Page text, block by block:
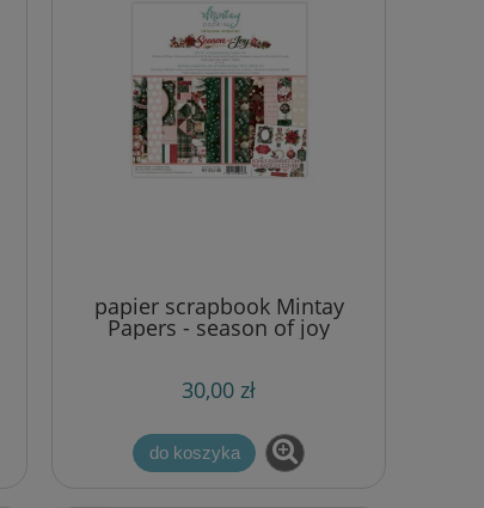
papier scrapbook Mintay
Papers - season of joy
30,00 zł
do koszyka